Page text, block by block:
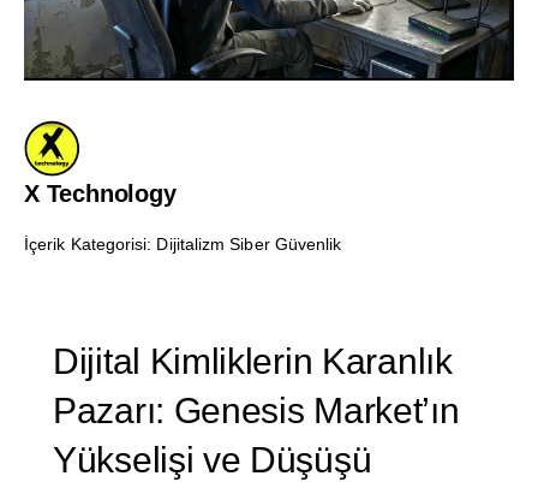
X Technology
İçerik Kategorisi: Dijitalizm Siber Güvenlik
Dijital Kimliklerin Karanlık
Pazarı: Genesis Market’ın
Yükselişi ve Düşüşü